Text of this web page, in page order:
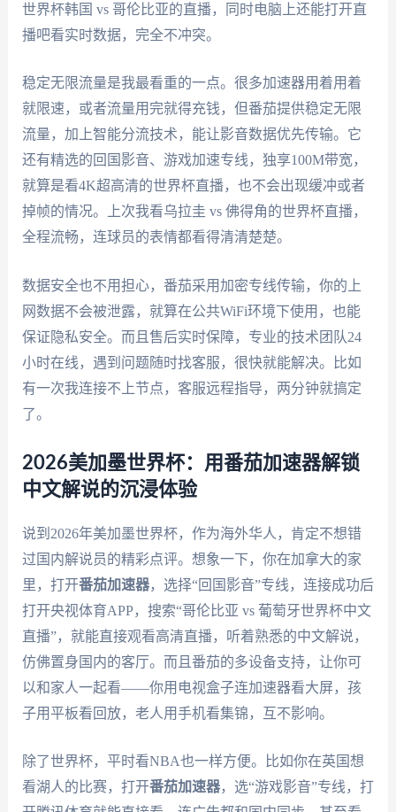
世界杯韩国 vs 哥伦比亚的直播，同时电脑上还能打开直
播吧看实时数据，完全不冲突。
稳定无限流量是我最看重的一点。很多加速器用着用着
就限速，或者流量用完就得充钱，但番茄提供稳定无限
流量，加上智能分流技术，能让影音数据优先传输。它
还有精选的回国影音、游戏加速专线，独享100M带宽，
就算是看4K超高清的世界杯直播，也不会出现缓冲或者
掉帧的情况。上次我看乌拉圭 vs 佛得角的世界杯直播，
全程流畅，连球员的表情都看得清清楚楚。
数据安全也不用担心，番茄采用加密专线传输，你的上
网数据不会被泄露，就算在公共WiFi环境下使用，也能
保证隐私安全。而且售后实时保障，专业的技术团队24
小时在线，遇到问题随时找客服，很快就能解决。比如
有一次我连接不上节点，客服远程指导，两分钟就搞定
了。
2026美加墨世界杯：用番茄加速器解锁
中文解说的沉浸体验
说到2026年美加墨世界杯，作为海外华人，肯定不想错
过国内解说员的精彩点评。想象一下，你在加拿大的家
里，打开番茄加速器，选择“回国影音”专线，连接成功后
打开央视体育APP，搜索“哥伦比亚 vs 葡萄牙世界杯中文
直播”，就能直接观看高清直播，听着熟悉的中文解说，
仿佛置身国内的客厅。而且番茄的多设备支持，让你可
以和家人一起看——你用电视盒子连加速器看大屏，孩
子用平板看回放，老人用手机看集锦，互不影响。
除了世界杯，平时看NBA也一样方便。比如你在英国想
看湖人的比赛，打开番茄加速器，选“游戏影音”专线，打